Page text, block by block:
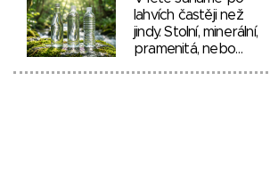
lahvích častěji než
jindy. Stolní, minerální,
pramenitá, nebo…